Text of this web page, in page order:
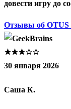
довести игру до
Отзывы об OTUS
★★★☆☆
30 января 2026
Саша К.